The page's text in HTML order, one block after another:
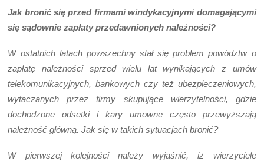
Jak bronić się przed firmami windykacyjnymi domagającymi
się sądownie zapłaty przedawnionych należności?
W ostatnich latach powszechny stał się problem powództw o
zapłatę należności sprzed wielu lat wynikających z umów
telekomunikacyjnych, bankowych czy też ubezpieczeniowych,
wytaczanych przez firmy skupujące wierzytelności, gdzie
dochodzone odsetki i kary umowne często przewyższają
należność główną. Jak się w takich sytuacjach bronić?
W pierwszej kolejności należy wyjaśnić, iż wierzyciele